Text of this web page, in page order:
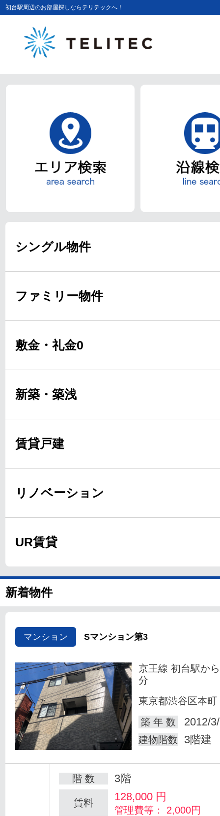
初台駅周辺のお部屋探しならテリテックへ！
シングル物件
ファミリー物件
敷金・礼金0
新築・築浅
賃貸戸建
リノベーション
UR賃貸
新着物件
マンション Sマンション第3
京王線 初台駅か
分
東京都渋谷区本町
築 年 数
2012/
建物階数 3階建
階 数 3階
賃料 128,000 円
管理費等： 2,000円